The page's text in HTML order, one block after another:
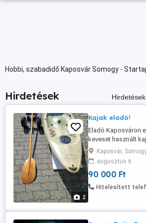
Hobbi, szabadidő Kaposvár Somogy -
Hirdetések
2
Kajak eladó!
Eladó Kaposváron
keveset használt
szállító kocsival. Ár:
3359889
Kaposvár,
augusztus 6
90 000 Ft
Hitelesített